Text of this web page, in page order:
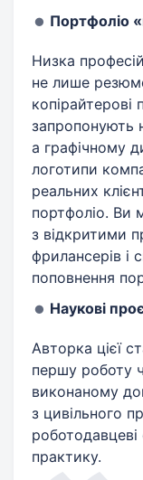
Портфоліо
Низка
не лише
копірайтерові
запропонують
а графічному
логотипи
реальних
портфоліо. Ви
з відкритими
фрилансерів і
поповнення
Наукові
Авторка цієї
першу роботу
виконаному
з цивільного
роботодавцеві
практику.